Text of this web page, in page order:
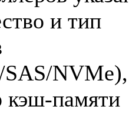
и тип
SAS/NVMe),
кэш-памяти